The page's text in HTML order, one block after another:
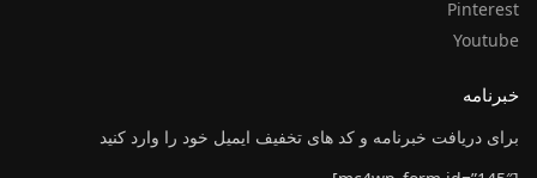
Pinterest
Youtube
خبرنامه
برای دریافت خبرنامه و کد های تخفیف ایمیل خود را وارد کنید